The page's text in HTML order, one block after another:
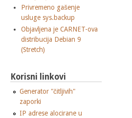
Privremeno gašenje
usluge sys.backup
Objavljena je CARNET-ova
distribucija Debian 9
(Stretch)
Korisni linkovi
Generator "čitljivih"
zaporki
IP adrese alocirane u